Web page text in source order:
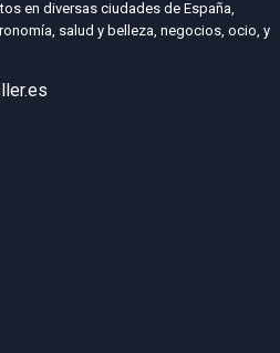
en diversas ciudades de España,
salud y belleza, negocios, ocio, y